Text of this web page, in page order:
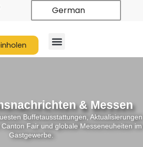
German
& Messen
Buffetausstattungen, Aktualisierungen
Fair und globale Messeneuheiten im
Gastgewerbe.